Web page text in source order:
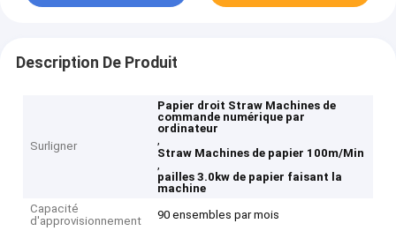
Description De Produit
Surligner
Papier droit Straw Machines de
commande numérique par
ordinateur
,
Straw Machines de papier 100m/Min
,
pailles 3.0kw de papier faisant la
machine
Capacité
d'approvisionnement
90 ensembles par mois